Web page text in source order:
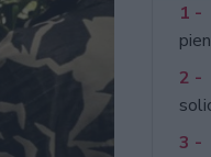
1 -
2 -
3 -